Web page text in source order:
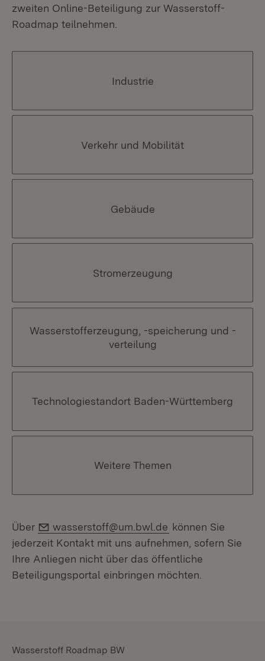
zweiten Online-Beteiligung zur Wasserstoff-
Roadmap teilnehmen.
Industrie
Verkehr und Mobilität
Gebäude
Stromerzeugung
Wasserstofferzeugung, -speicherung und -
verteilung
Technologiestandort Baden-Württemberg
Weitere Themen
Über E-Mail:
wasserstoff@um.bwl.de können Sie
jederzeit Kontakt mit uns aufnehmen, sofern Sie
Ihre Anliegen nicht über das öffentliche
Beteiligungsportal einbringen möchten.
Wasserstoff Roadmap BW